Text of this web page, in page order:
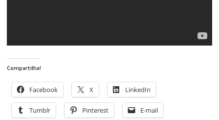
Compartilha!
Facebook X LinkedIn
Tumblr Pinterest E-mail